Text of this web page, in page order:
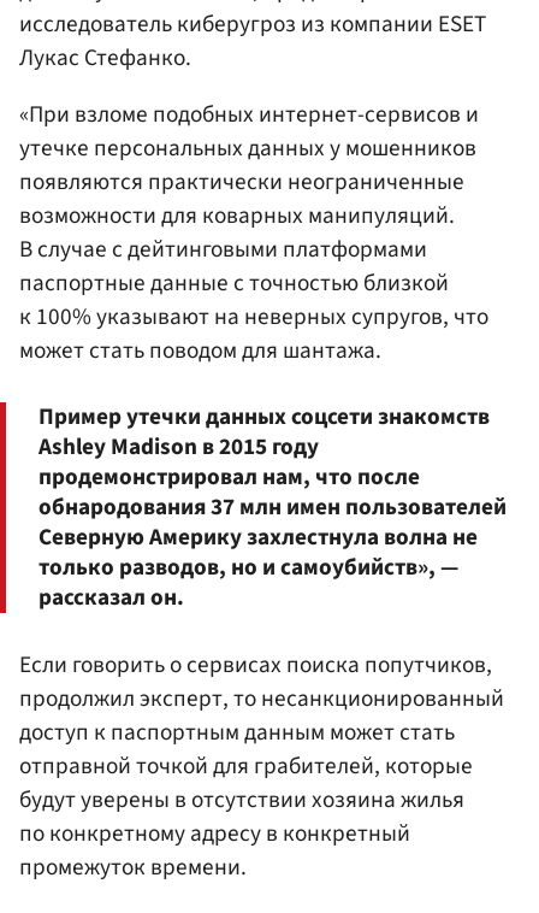
исследователь киберугроз из компании ESET
Лукас Стефанко.
«При взломе подобных интернет-сервисов и
утечке персональных данных у мошенников
появляются практически неограниченные
возможности для коварных манипуляций.
В случае с дейтинговыми платформами
паспортные данные с точностью близкой
к 100% указывают на неверных супругов, что
может стать поводом для шантажа.
Пример утечки данных соцсети знакомств
Ashley Madison в 2015 году
продемонстрировал нам, что после
обнародования 37 млн имен пользователей
Северную Америку захлестнула волна не
только разводов, но и самоубийств», —
рассказал он.
Если говорить о сервисах поиска попутчиков,
продолжил эксперт, то несанкционированный
доступ к паспортным данным может стать
отправной точкой для грабителей, которые
будут уверены в отсутствии хозяина жилья
по конкретному адресу в конкретный
промежуток времени.